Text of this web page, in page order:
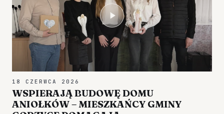
18 CZERWCA 2026
WSPIERAJĄ BUDOWĘ DOMU
ANIOŁKÓW – MIESZKAŃCY GMINY